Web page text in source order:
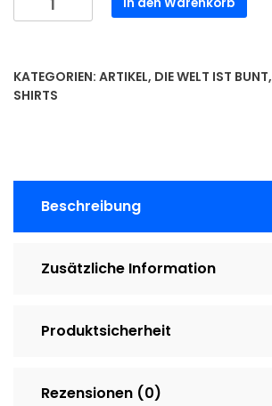
Baumwoll-
für
Kinder
Menge
KATEGORIEN: ARTIKEL, DIE WELT IST BUNT,
SHIRTS
Beschreibung
Zusätzliche Information
Produktsicherheit
Rezensionen (0)